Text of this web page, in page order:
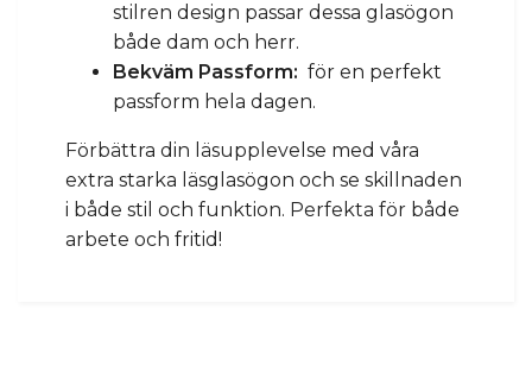
stilren design passar dessa glasögon
både dam och herr.
Bekväm Passform: för en perfekt
passform hela dagen.
Förbättra din läsupplevelse med våra
extra starka läsglasögon och se skillnaden
i både stil och funktion. Perfekta för både
arbete och fritid!